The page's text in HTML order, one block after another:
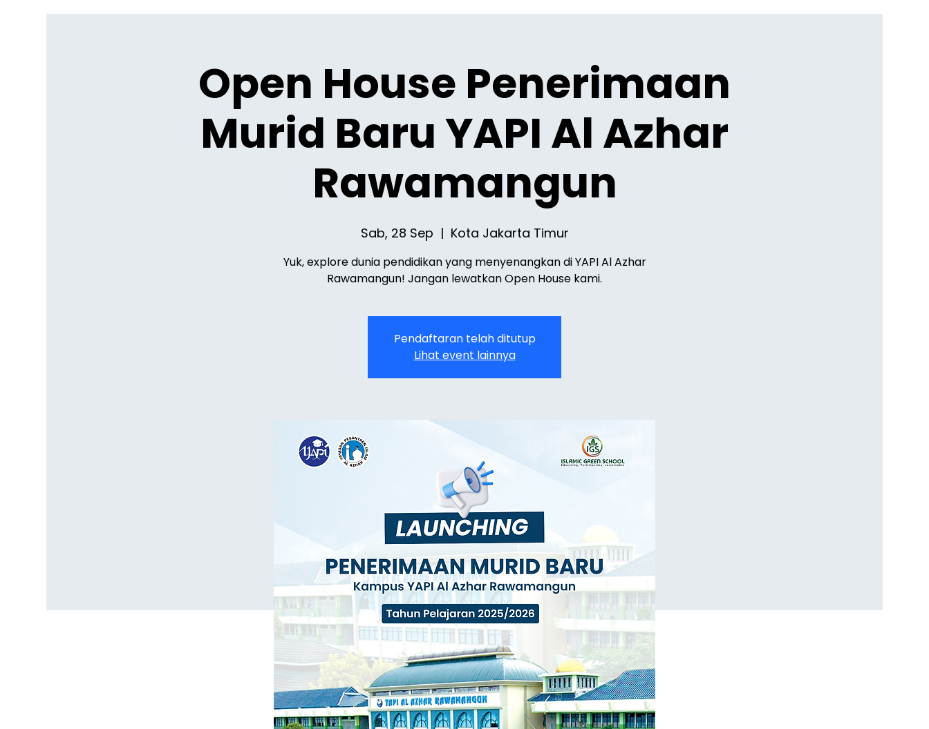
Open House Penerimaan
Murid Baru YAPI Al Azhar
Rawamangun
Sab, 28 Sep
  |
Kota Jakarta Timur
Yuk, explore dunia pendidikan yang menyenangkan di YAPI Al Azhar
Rawamangun! Jangan lewatkan Open House kami.
Pendaftaran telah ditutup
Lihat event lainnya